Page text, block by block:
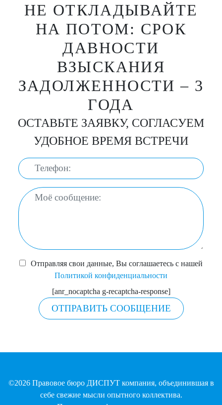
НЕ ОТКЛАДЫВАЙТЕ
НА ПОТОМ: СРОК
ДАВНОСТИ
ВЗЫСКАНИЯ
ЗАДОЛЖЕННОСТИ – 3
ГОДА
ОСТАВЬТЕ ЗАЯВКУ, СОГЛАСУЕМ
УДОБНОЕ ВРЕМЯ ВСТРЕЧИ
Отправляя свои данные, Вы соглашаетесь с нашей
Политикой конфиденциальности
[anr_nocaptcha g-recaptcha-response]
©2026 Правовое бюро ДИСПУТ компания, объединившая в
себе свежие мысли опытного коллектива.